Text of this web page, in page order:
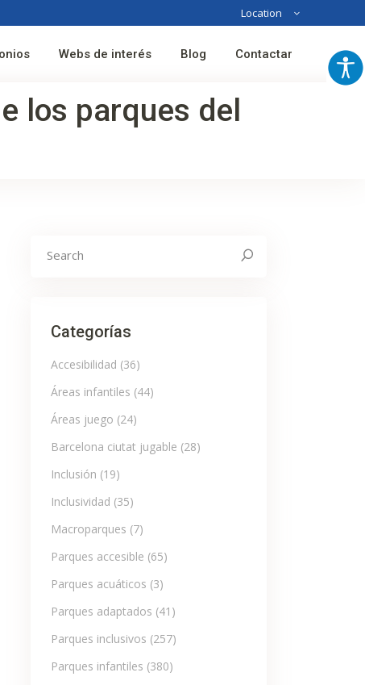
Location
Australia
Webs de interés Blog Contactar
los parques del
Categorías
Accesibilidad (36)
Áreas infantiles (44)
Áreas juego (24)
Barcelona ciutat jugable (28)
Inclusión (19)
Inclusividad (35)
Macroparques (7)
Parques accesible (65)
Parques acuáticos (3)
Parques adaptados (41)
Parques inclusivos (257)
Parques infantiles (380)